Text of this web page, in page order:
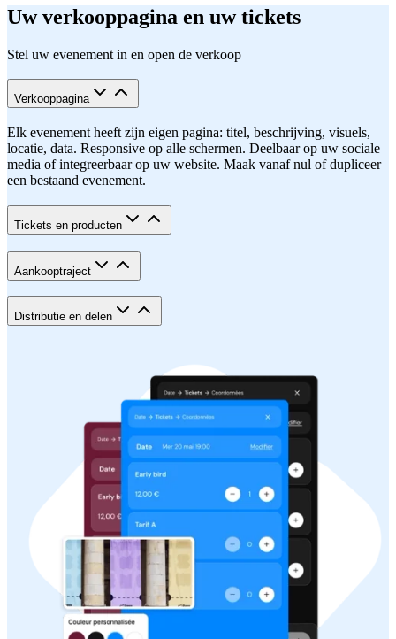
Uw verkooppagina en uw tickets
Stel uw evenement in en open de verkoop
Verkooppagina
Elk evenement heeft zijn eigen pagina: titel, beschrijving, visuels,
locatie, data. Responsive op alle schermen. Deelbaar op uw sociale
media of integreerbaar op uw website. Maak vanaf nul of dupliceer
een bestaand evenement.
Tickets en producten
Aankooptraject
Distributie en delen